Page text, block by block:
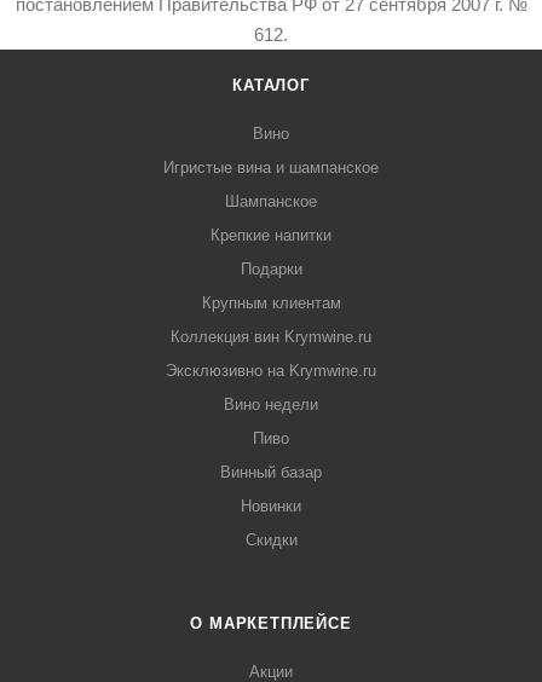
постановлением Правительства РФ от 27 сентября 2007 г. №
612.
КАТАЛОГ
Вино
Игристые вина и шампанское
Шампанское
Крепкие напитки
Подарки
Крупным клиентам
Коллекция вин Krymwine.ru
Эксклюзивно на Krymwine.ru
Вино недели
Пиво
Винный базар
Новинки
Скидки
О МАРКЕТПЛЕЙСЕ
Акции